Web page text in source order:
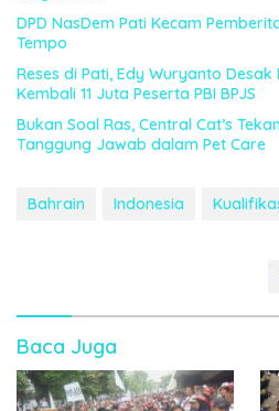
DPD NasDem Pati Kecam
Tempo
Reses di Pati, Edy Wuryanto
Kembali 11 Juta Peserta PBI BPJS
Bukan Soal Ras, Central Cat’s
Tanggung Jawab dalam Pet Care
Bahrain Indonesia
Baca Juga